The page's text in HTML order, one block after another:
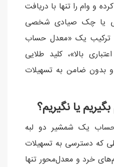
و وام را تنها با دریافت
یا چک صیادی شخصی
ترکیب یک «معدل حساب
بالا»، کلید طلایی
بدون ضامن به تسهیلات
یا نگیریم؟
حساب یک شمشیر دو لبه
که دسترسی به تسهیلات
خرد و معدل‌محور تنها